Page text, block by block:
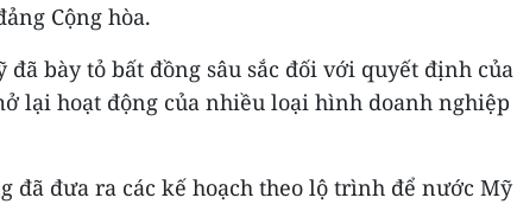
Cộng hòa.
bày tỏ bất đồng sâu sắc đối với quyết định của
lại hoạt động của nhiều loại hình doanh nghiệp
đã đưa ra các kế hoạch theo lộ trình để nước Mỹ